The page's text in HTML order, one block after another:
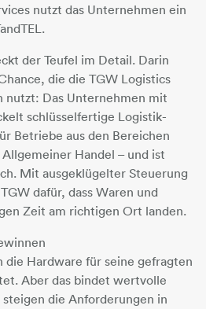
nutzt das Unternehmen ein
der Teufel im Detail. Darin
die die TGW Logistics
nutzt: Das Unternehmen mit
schlüsselfertige Logistik-
Betriebe aus den Bereichen
Handel – und ist
Mit ausgeklügelter Steuerung
dafür, dass Waren und
Zeit am richtigen Ort landen.
die Hardware für seine gefragten
Aber das bindet wertvolle
steigen die Anforderungen in